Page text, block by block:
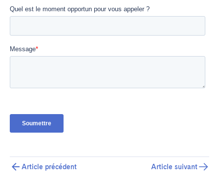
Article précédent Article suivant